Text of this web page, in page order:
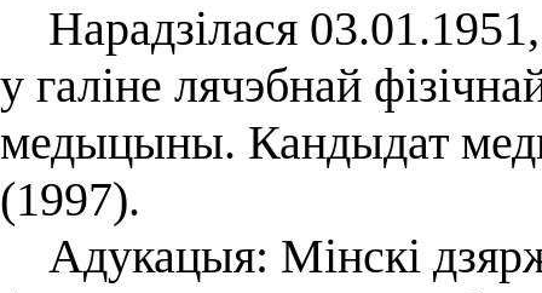
Нарадзілася 03.01.1951,
у галіне лячэбнай
медыцыны. Кандыдат
(1997).
Адукацыя: Мінскі